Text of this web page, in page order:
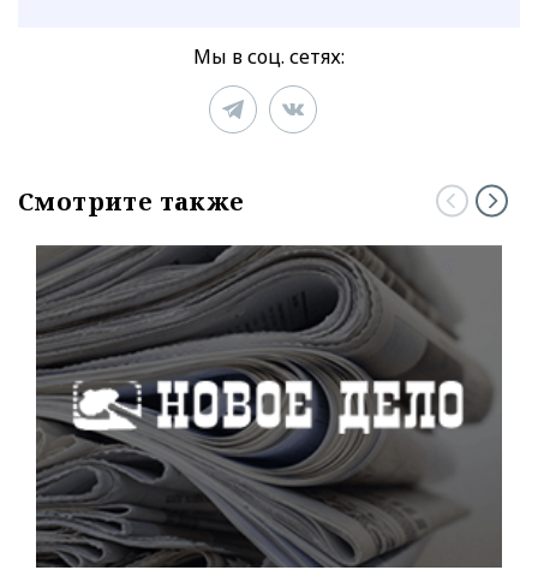
Мы в соц. сетях:
Смотрите также